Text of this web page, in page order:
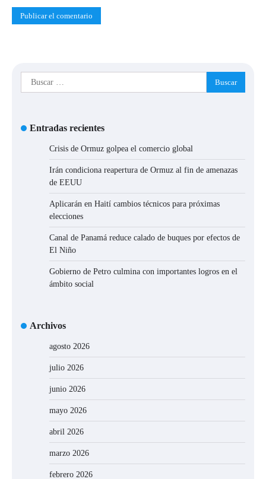
Buscar:
Entradas recientes
Crisis de Ormuz golpea el comercio global
Irán condiciona reapertura de Ormuz al fin de amenazas
de EEUU
Aplicarán en Haití cambios técnicos para próximas
elecciones
Canal de Panamá reduce calado de buques por efectos de
El Niño
Gobierno de Petro culmina con importantes logros en el
ámbito social
Archivos
agosto 2026
julio 2026
junio 2026
mayo 2026
abril 2026
marzo 2026
febrero 2026